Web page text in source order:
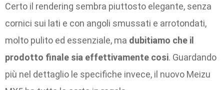
Certo il rendering sembra piuttosto elegante, senza
cornici sui lati e con angoli smussati e arrotondati,
molto pulito ed essenziale, ma dubitiamo che il
prodotto finale sia effettivamente cosi. Guardando
più nel dettaglio le specifiche invece, il nuovo Meizu